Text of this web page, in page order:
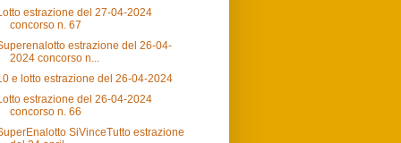
estrazione del 27-04-2024
concorso n. 67
estrazione del 26-04-
2024 concorso n...
e lotto estrazione del 26-04-2024
estrazione del 26-04-2024
concorso n. 66
SiVinceTutto estrazione